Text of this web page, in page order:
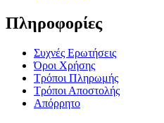
Πληροφορίες
Συχνές Ερωτήσεις
Όροι Χρήσης
Τρόποι Πληρωμής
Τρόποι Αποστολής
Απόρρητο